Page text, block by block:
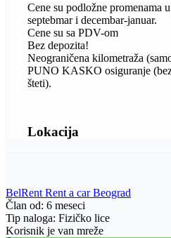
Cene su podložne promenama
septebmar i decembar-januar.
Cene su sa PDV-om
Bez depozita!
Neograničena kilometraža
PUNO KASKO osiguranje
šteti).
Lokacija
BelRent Rent a car Beograd
Član od: 6 meseci
Tip naloga: Fizičko lice
Korisnik je van mreže